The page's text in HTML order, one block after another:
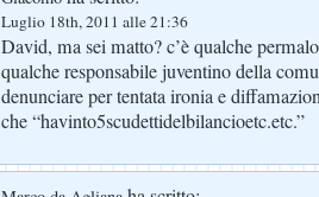
Luglio 18th, 2011 alle 21:36
David, ma sei matto? c’è qualche
qualche responsabile juventino della
denunciare per tentata ironia e
che “havinto5scudettidelbilancioetc.etc.”